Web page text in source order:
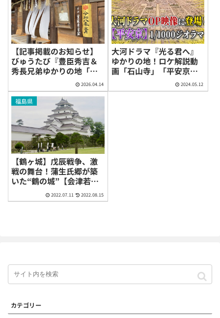
【記事掲載のお知らせ】
びゅうたび『豊臣秀吉＆
秀長兄弟ゆかりの地「名
古屋市中村」を巡る歴史
旅』
2026.04.14
大河ドラマ『光る君へ』
ゆかりの地！ロケ解説動
画「石山寺」「平安京創
生館」「京都 宇治」2024.05.12
福島県
【鶴ヶ城】戊辰戦争、激
戦の舞台！蒲生氏郷が築
いた“鶴の城”【会津若松
城】（福島県会津若松
市）
2022.07.11 2022.08.15
カテゴリー